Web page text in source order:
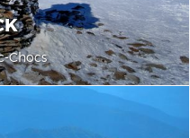
Chocs